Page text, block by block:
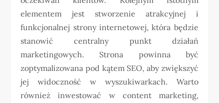
elementem jest stworzenie atrakcyjnej i
funkcjonalnej strony internetowej, która będzie
stanowić centralny punkt działań
marketingowych. Strona powinna być
zoptymalizowana pod kątem SEO, aby zwiększyć
jej widoczność w wyszukiwarkach. Warto
również inwestować w content marketing,